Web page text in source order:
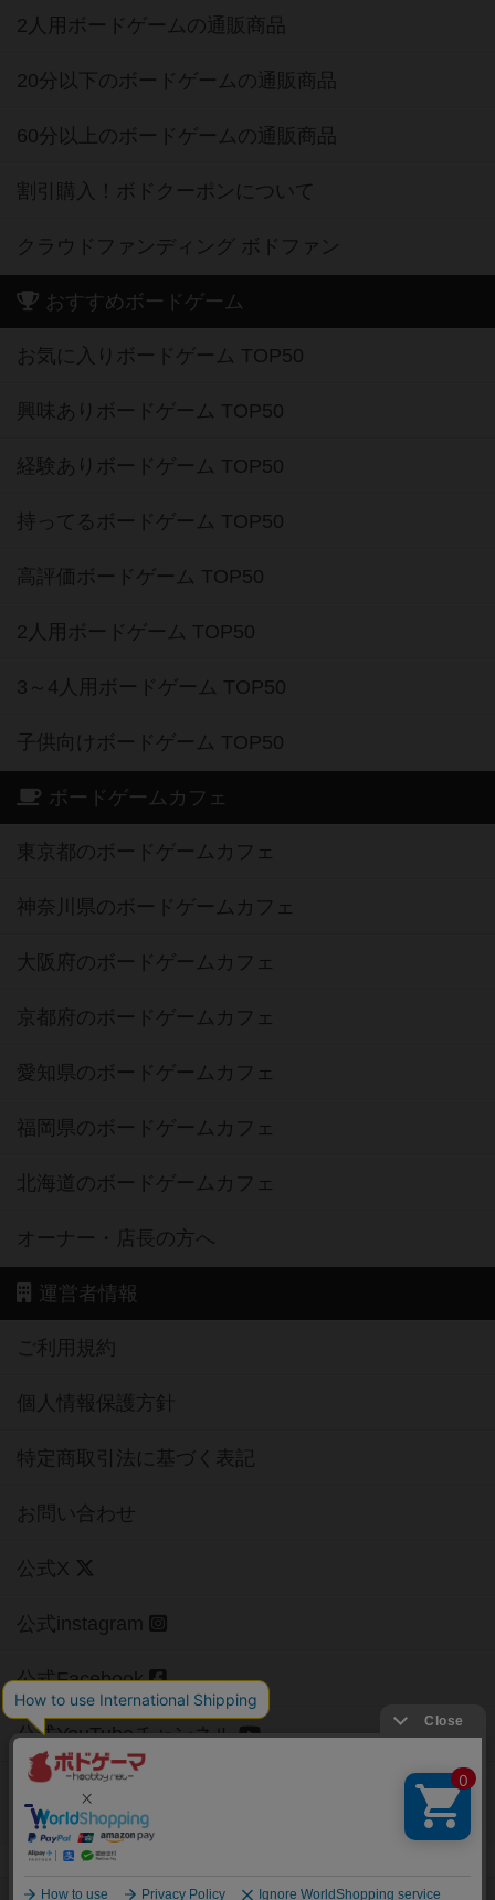
2人用ボードゲームの通販商品
20分以下のボードゲームの通販商品
60分以上のボードゲームの通販商品
割引購入！ボドクーポンについて
クラウドファンディング ボドファン
おすすめボードゲーム
お気に入りボードゲーム TOP50
興味ありボードゲーム TOP50
経験ありボードゲーム TOP50
持ってるボードゲーム TOP50
高評価ボードゲーム TOP50
2人用ボードゲーム TOP50
3～4人用ボードゲーム TOP50
子供向けボードゲーム TOP50
ボードゲームカフェ
東京都のボードゲームカフェ
神奈川県のボードゲームカフェ
大阪府のボードゲームカフェ
京都府のボードゲームカフェ
愛知県のボードゲームカフェ
福岡県のボードゲームカフェ
北海道のボードゲームカフェ
オーナー・店長の方へ
運営者情報
ご利用規約
個人情報保護方針
特定商取引法に基づく表記
お問い合わせ
公式X
公式instagram
公式Facebook
公式YouTubeチャンネル